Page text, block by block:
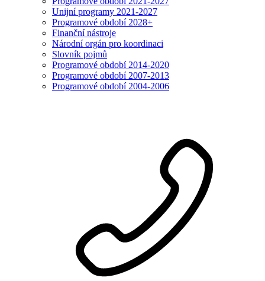
Unijní programy 2021-2027
Programové období 2028+
Finanční nástroje
Národní orgán pro koordinaci
Slovník pojmů
Programové období 2014-2020
Programové období 2007-2013
Programové období 2004-2006